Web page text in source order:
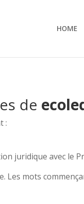
HOME
de
:
juridique avec le
mots